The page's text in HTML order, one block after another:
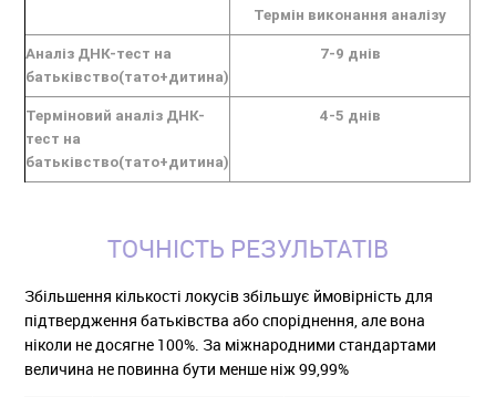
Термін виконання аналізу
Аналіз ДНК-тест на
батьківство(тато+дитина)
7-9 днів
Терміновий аналіз ДНК-
тест на
батьківство(тато+дитина)
4-5 днів
ТОЧНІСТЬ РЕЗУЛЬТАТІВ
Збільшення кількості локусів збільшує ймовірність для
підтвердження батьківства або споріднення, але вона
ніколи не досягне 100%. За міжнародними стандартами
величина не повинна бути менше ніж 99,99%